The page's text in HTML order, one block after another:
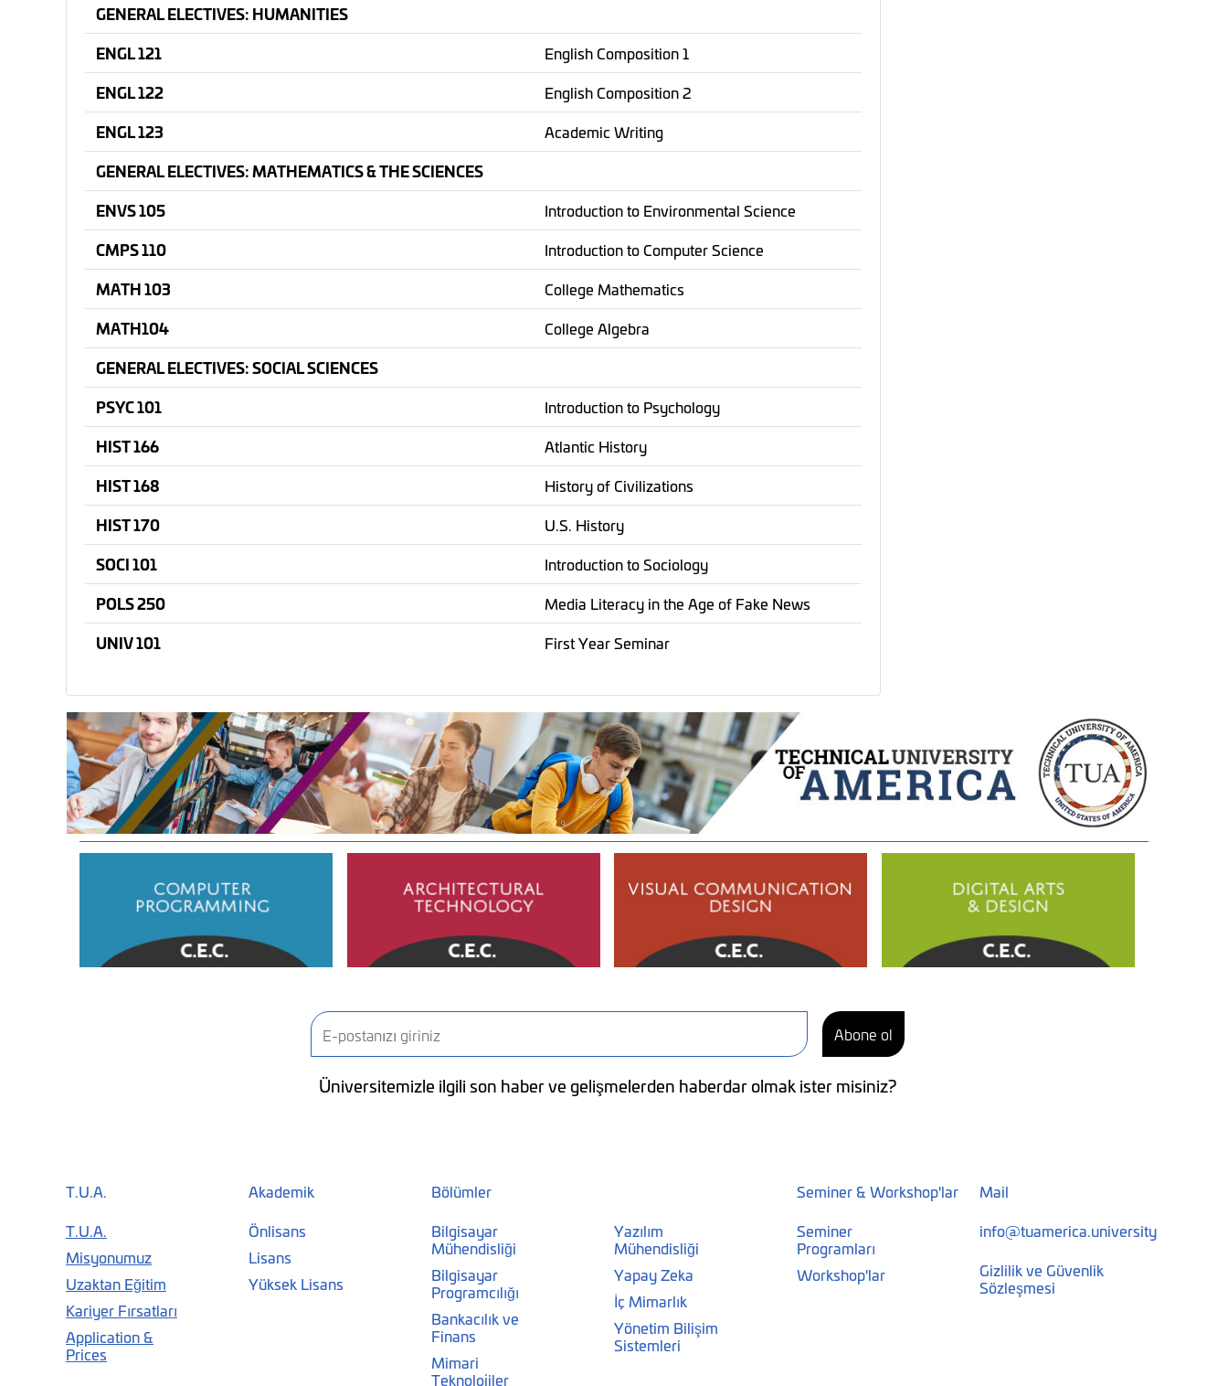
GENERAL ELECTIVES: HUMANITIES
ENGL 121
English Composition 1
ENGL 122
English Composition 2
ENGL 123
Academic Writing
GENERAL ELECTIVES: MATHEMATICS & THE SCIENCES
ENVS 105
Introduction to Environmental Science
CMPS 110
Introduction to Computer Science
MATH 103
College Mathematics
MATH104
College Algebra
GENERAL ELECTIVES: SOCIAL SCIENCES
PSYC 101
Introduction to Psychology
HIST 166
Atlantic History
HIST 168
History of Civilizations
HIST 170
U.S. History
SOCI 101
Introduction to Sociology
POLS 250
Media Literacy in the Age of Fake News
UNIV 101
First Year Seminar
Abone ol
Üniversitemizle ilgili son haber ve gelişmelerden haberdar olmak ister misiniz?
T.U.A.
T.U.A.
Misyonumuz
Uzaktan Eğitim
Kariyer Fırsatları
Application &
Prices
Akademik
Önlisans
Lisans
Yüksek Lisans
Bölümler
Bilgisayar
Mühendisliği
Bilgisayar
Programcılığı
Bankacılık ve
Finans
Mimari
Teknolojiler
Yazılım
Mühendisliği
Yapay Zeka
İç Mimarlık
Yönetim Bilişim
Sistemleri
Seminer & Workshop'lar
Seminer
Programları
Workshop'lar
Mail
info@tuamerica.university
Gizlilik ve Güvenlik
Sözleşmesi